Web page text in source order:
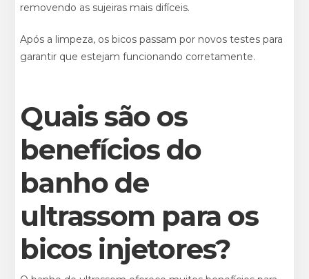
removendo as sujeiras mais difíceis.
Após a limpeza, os bicos passam por novos testes para
garantir que estejam funcionando corretamente.
Quais são os
benefícios do
banho de
ultrassom para os
bicos injetores?